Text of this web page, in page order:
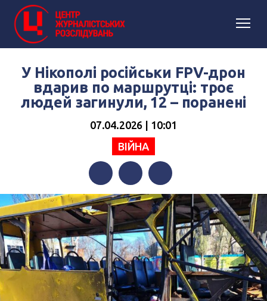
У Нікополі російськи FPV-дрон
вдарив по маршрутці: троє
людей загинули, 12 – поранені
07.04.2026 | 10:01
ВІЙНА
FacebookTwitterTelegram